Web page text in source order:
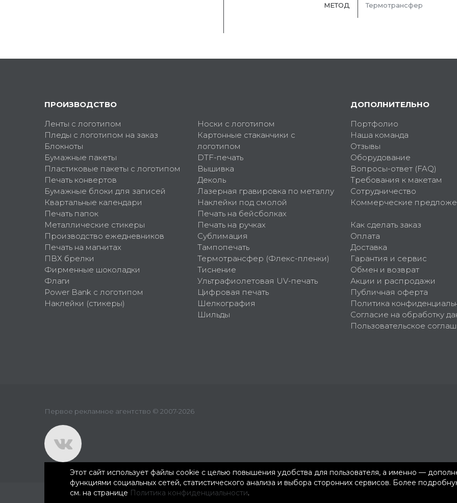
МЕТОД Термотрансфер
ПРОИЗВОДСТВО
Ленты с логотипом
Пледы с логотипом на заказ
Блокноты
Бумажные пакеты
Пластиковые пакеты с логотипом
Печать конвертов
Бумажные блоки для записей
Квартальные календари
Печать папок
Металлические стикеры
Производство ежедневников
Печать на магнитах
ПВХ брелки
Фирменные шоколадки
Флаги
Power Bank с логотипом
Наклейки (стикеры)
Носки с логотипом
Картонные стаканчики с
логотипом
DTF-печать
Вышивка
Деколь
Лазерная гравировка по металлу
Наклейки под смолой
Печать на бейсболках
Печать на ручках
Сублимация
Тампопечать
Термотрансфер (Флекс-пленки)
Тиснение
Ультрафиолетовая UV-печать
Цифровая печать
Шелкография
Шильды
ДОПОЛНИТЕЛЬНО
Портфолио
Наша команда
Отзывы
Оборудование
Вопросы-ответ (FAQ)
Требования к макетам
Сотрудничество
Коммерческие
Как сделать заказ
Оплата
Доставка
Гарантия и сервис
Обмен и возврат
Акции и распродажи
Публичная оферта
Политика
Согласие на обработку
Пользовательское
Первое рекламное агентство © 2007-2026
Этот сайт использует файлы cookie с целью повышения удобства для пользователя, а именно —
функциями социальных сетей, статистического анализа и выбора сторонних сервисов. Более
см. на странице Политика конфиденциальности.